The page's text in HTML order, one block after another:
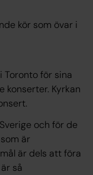
kör som övar i
Toronto för sina
konserter. Kyrkan
och för de
är
är dels att föra
så